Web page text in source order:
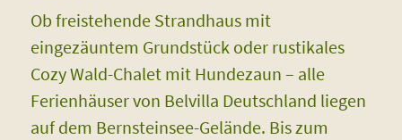
Ob freistehende Strandhaus mit
eingezäuntem Grundstück oder rustikales
Cozy Wald-Chalet mit Hundezaun – alle
Ferienhäuser von Belvilla Deutschland liegen
auf dem Bernsteinsee-Gelände. Bis zum